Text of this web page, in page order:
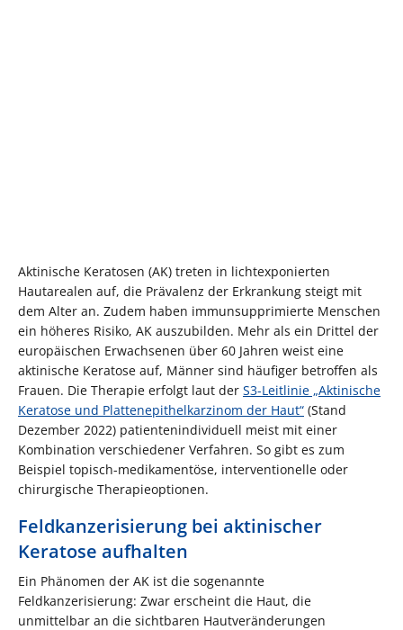
Aktinische Keratosen (AK) treten in lichtexponierten
Hautarealen auf, die Prävalenz der Erkrankung steigt mit
dem Alter an. Zudem haben immunsupprimierte Menschen
ein höheres Risiko, AK auszubilden. Mehr als ein Drittel der
europäischen Erwachsenen über 60 Jahren weist eine
aktinische Keratose auf, Männer sind häufiger betroffen als
Frauen. Die Therapie erfolgt laut der S3-Leitlinie „Aktinische
Keratose und Plattenepithelkarzinom der Haut“ (Stand
Dezember 2022) patientenindividuell meist mit einer
Kombination verschiedener Verfahren. So gibt es zum
Beispiel topisch-medikamentöse, interventionelle oder
chirurgische Therapieoptionen.
Feldkanzerisierung bei aktinischer
Keratose aufhalten
Ein Phänomen der AK ist die sogenannte
Feldkanzerisierung: Zwar erscheint die Haut, die
unmittelbar an die sichtbaren Hautveränderungen